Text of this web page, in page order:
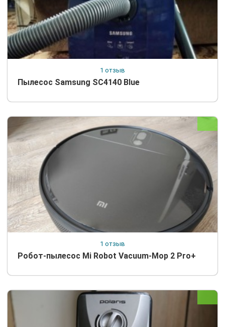
1 отзыв
Пылесос Samsung SC4140 Blue
1 отзыв
Робот-пылесос Mi Robot Vacuum-Mop 2 Pro+